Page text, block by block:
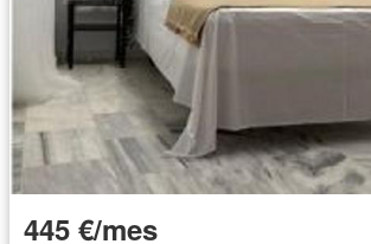
445 €/mes